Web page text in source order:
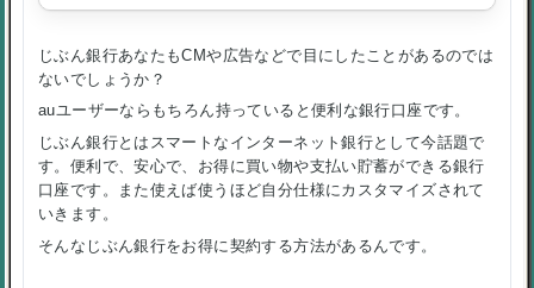
じぶん銀行あなたもCMや広告などで目にしたことがあるのでは
ないでしょうか？
auユーザーならもちろん持っていると便利な銀行口座です。
じぶん銀行とはスマートなインターネット銀行として今話題で
す。便利で、安心で、お得に買い物や支払い貯蓄ができる銀行
口座です。また使えば使うほど自分仕様にカスタマイズされて
いきます。
そんなじぶん銀行をお得に契約する方法があるんです。